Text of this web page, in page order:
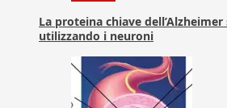
La proteina chiave
utilizzando i neuroni